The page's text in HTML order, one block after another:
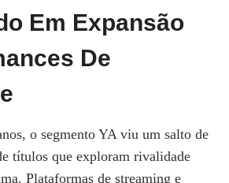
Em Expansão
De
o segmento YA viu um salto de
títulos que exploram rivalidade
Plataformas de streaming e